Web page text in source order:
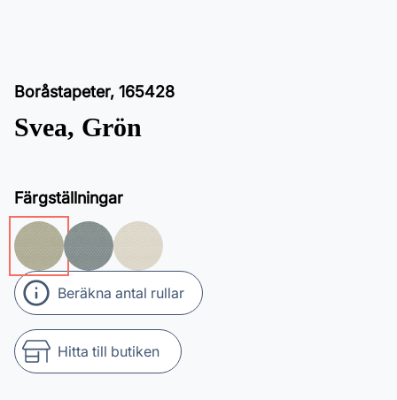
Boråstapeter, 165428
Svea, Grön
Färgställningar
Beräkna antal rullar
Hitta till butiken